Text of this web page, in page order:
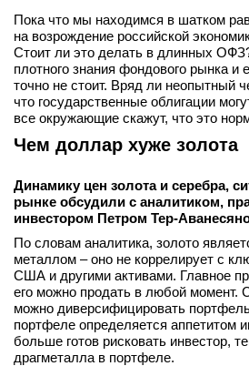
Пока что мы находимся в шатком
на возрождение российской
Стоит ли это делать в длинных
плотного знания фондового рынка и
точно не стоит. Вряд ли неопытный
что государственные облигации
все окружающие скажут, что это
Чем доллар хуже золота
Динамику цен золота и серебра,
рынке обсудили с аналитиком,
инвестором Петром Тер-
По словам аналитика, золото
металлом – оно не коррелирует с
США и другими активами. Главное
его можно продать в любой момент.
можно диверсифицировать
портфеле определяется аппетитом
больше готов рисковать инвестор,
драгметалла в портфеле.